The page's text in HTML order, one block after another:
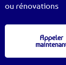
ou rénovations
Appeler